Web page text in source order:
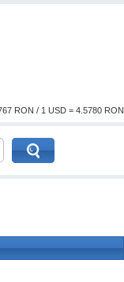
RON / 1 USD = 4.5780 RON